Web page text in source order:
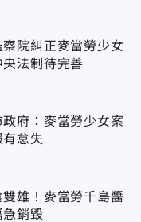
院糾正麥當勞少女
法制待完善
府：麥當勞少女案
有怠失
雄！麥當勞千島醬
急銷毀